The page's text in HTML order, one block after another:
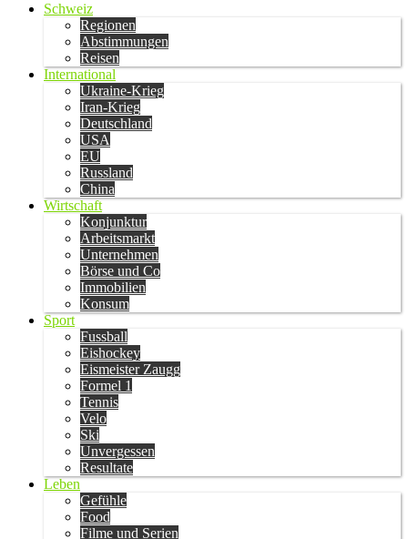
Schweiz
Regionen
Abstimmungen
Reisen
International
Ukraine-Krieg
Iran-Krieg
Deutschland
USA
EU
Russland
China
Wirtschaft
Konjunktur
Arbeitsmarkt
Unternehmen
Börse und Co
Immobilien
Konsum
Sport
Fussball
Eishockey
Eismeister Zaugg
Formel 1
Tennis
Velo
Ski
Unvergessen
Resultate
Leben
Gefühle
Food
Filme und Serien